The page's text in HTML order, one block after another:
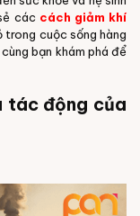
các cách giảm khí
trong cuộc sống hàng
bạn khám phá để
tác động của